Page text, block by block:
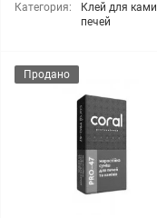
Категория:
Клей для
печей
Продано